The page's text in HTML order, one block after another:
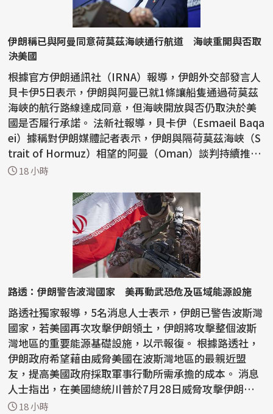
伊朗稱已與阿曼同意荷莫茲海峽通行航道 海峽重開與否取
決美國
根據官方伊朗通訊社（IRNA）報導，伊朗外交部發言人
貝卡伊5日表示，伊朗與阿曼已就1條讓船隻通過荷莫茲
海峽的航行路線達成同意，但海峽開放與否仍取決於美
國是否履行承諾。 法新社報導，貝卡伊（Esmaeil Baqa
ei）據稱對伊朗媒體記者表示，伊朗與隔荷莫茲海峽（S
trait of Hormuz）相望的阿曼（Oman）談判持續推
進，雙方...
18 小時
路透：伊朗警告波灣國家 美再動武恐危及區域能源設施
路透社獨家報導，5名消息人士表示，伊朗已警告波斯灣
國家，若美國再次攻擊伊朗領土，伊朗將攻擊整個波斯
灣地區的重要能源基礎設施，以示報復。 根據路透社，
伊朗政府希望藉由威脅美國在波斯灣地區的最親近盟
友，提高美國政府採取軍事行動所需承擔的成本。 消息
人士指出，在美國總統川普於7月28日威脅攻擊伊朗能源
網絡...
18 小時